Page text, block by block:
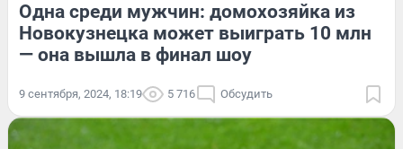
Одна среди мужчин: домохозяйка из
Новокузнецка может выиграть 10 млн
— она вышла в финал шоу
9 сентября, 2024, 18:19 5 716 Обсудить